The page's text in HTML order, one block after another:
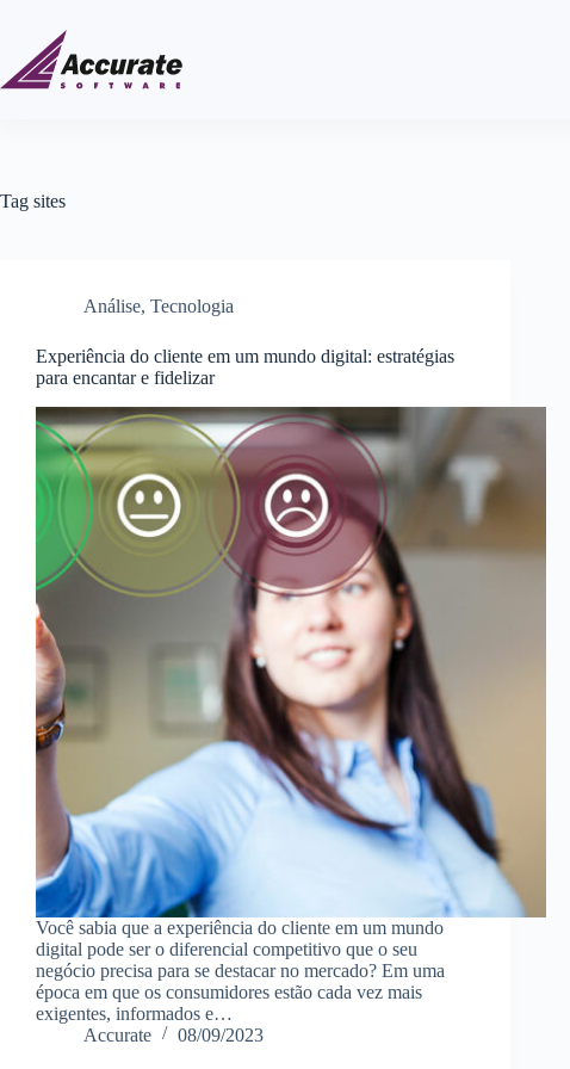
Tag sites
Análise, Tecnologia
Experiência do cliente em um mundo digital: estratégias
para encantar e fidelizar
Você sabia que a experiência do cliente em um mundo
digital pode ser o diferencial competitivo que o seu
negócio precisa para se destacar no mercado? Em uma
época em que os consumidores estão cada vez mais
exigentes, informados e…
Accurate
08/09/2023